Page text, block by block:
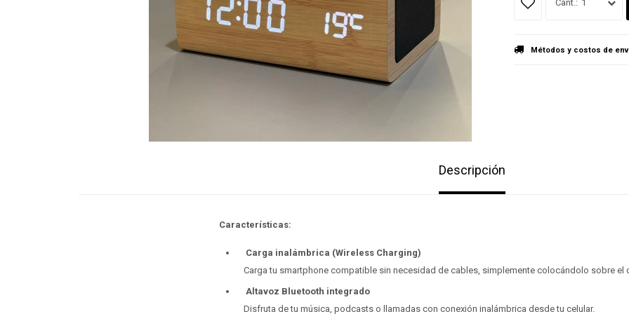
1
Métodos y costos de
Descripción
Características:
Carga inalámbrica (Wireless Charging)
Carga tu smartphone compatible sin necesidad de cables, simplemente colocándolo sobre el
Altavoz Bluetooth integrado
Disfruta de tu música, podcasts o llamadas con conexión inalámbrica desde tu celular.